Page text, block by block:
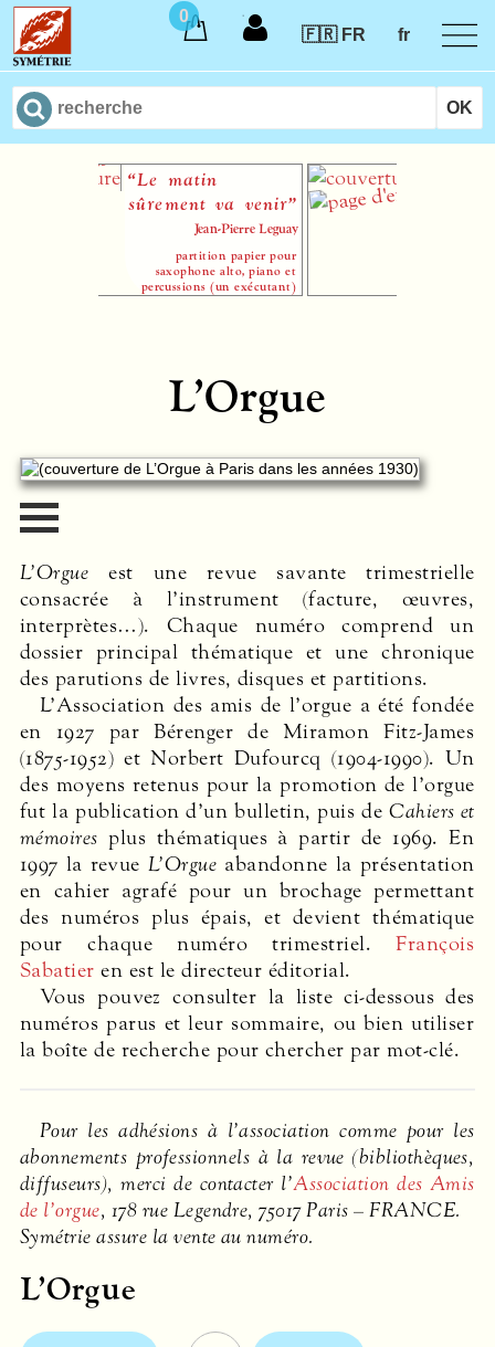
0
🇫🇷 FR
fr
“Le matin
sûrement va venir”
Jean-Pierre Leguay
partition papier pour
saxophone alto, piano et
percussions (un exécutant)
Le Rêve du
L’Orgue
L’Orgue est une revue savante trimestrielle
consacrée à l’instrument (facture, œuvres,
interprètes…). Chaque numéro comprend un
dossier principal thématique et une chronique
des parutions de livres, disques et partitions.
L’Association des amis de l’orgue a été fondée
en 1927 par Bérenger de Miramon Fitz-James
(1875-1952) et Norbert Dufourcq (1904-1990). Un
des moyens retenus pour la promotion de l’orgue
fut la publication d’un bulletin, puis deCahiers et
mémoires plus thématiques à partir de 1969. En
1997 la revue L’Orgue abandonne la présentation
en cahier agrafé pour un brochage permettant
des numéros plus épais, et devient thématique
pour chaque numéro trimestriel.François
Sabatier en est le directeur éditorial.
Vous pouvez consulter la liste ci-dessous des
numéros parus et leur sommaire, ou bien utiliser
la boîte de recherche pour chercher par mot-clé.
Pour les adhésions à l’association comme pour les
abonnements professionnels à la revue (bibliothèques,
diffuseurs), merci de contacter l’Association des Amis
de l’orgue, 178 rue Legendre, 75017 Paris –FRANCE.
Symétrie assure la vente au numéro.
L’Orgue